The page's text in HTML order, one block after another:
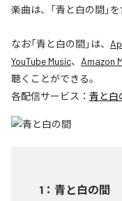
楽曲は、「青と白の間」
なお「青と白の間」は、
YouTube Music、 Amazon
聴くことができる。
各配信サービス： 青と白
1 ： 青と白の間